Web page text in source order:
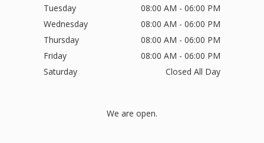
Tuesday
08:00 AM - 06:00 PM
Wednesday
08:00 AM - 06:00 PM
Thursday
08:00 AM - 06:00 PM
Friday
08:00 AM - 06:00 PM
Saturday
Closed All Day
We are open.